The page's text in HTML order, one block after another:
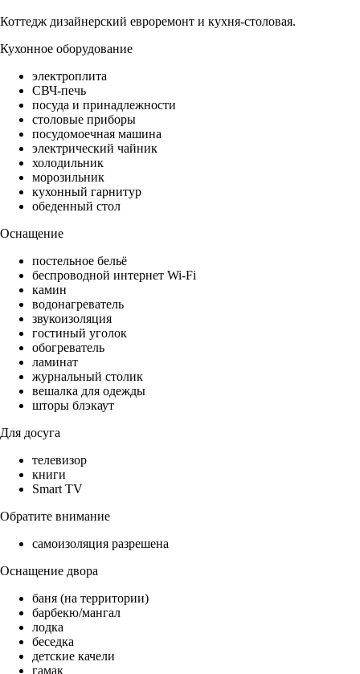
Коттедж дизайнерский евроремонт и кухня-столовая.
Кухонное оборудование
электроплита
СВЧ-печь
посуда и принадлежности
столовые приборы
посудомоечная машина
электрический чайник
холодильник
морозильник
кухонный гарнитур
обеденный стол
Оснащение
постельное бельё
беспроводной интернет Wi-Fi
камин
водонагреватель
звукоизоляция
гостиный уголок
обогреватель
ламинат
журнальный столик
вешалка для одежды
шторы блэкаут
Для досуга
телевизор
книги
Smart TV
Обратите внимание
самоизоляция разрешена
Оснащение двора
баня (на территории)
барбекю/мангал
лодка
беседка
детские качели
гамак